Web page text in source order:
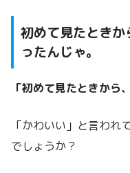
初めて見たとき
ったんじゃ。
「初めて見たときから
「かわいい」と言われ
でしょうか？